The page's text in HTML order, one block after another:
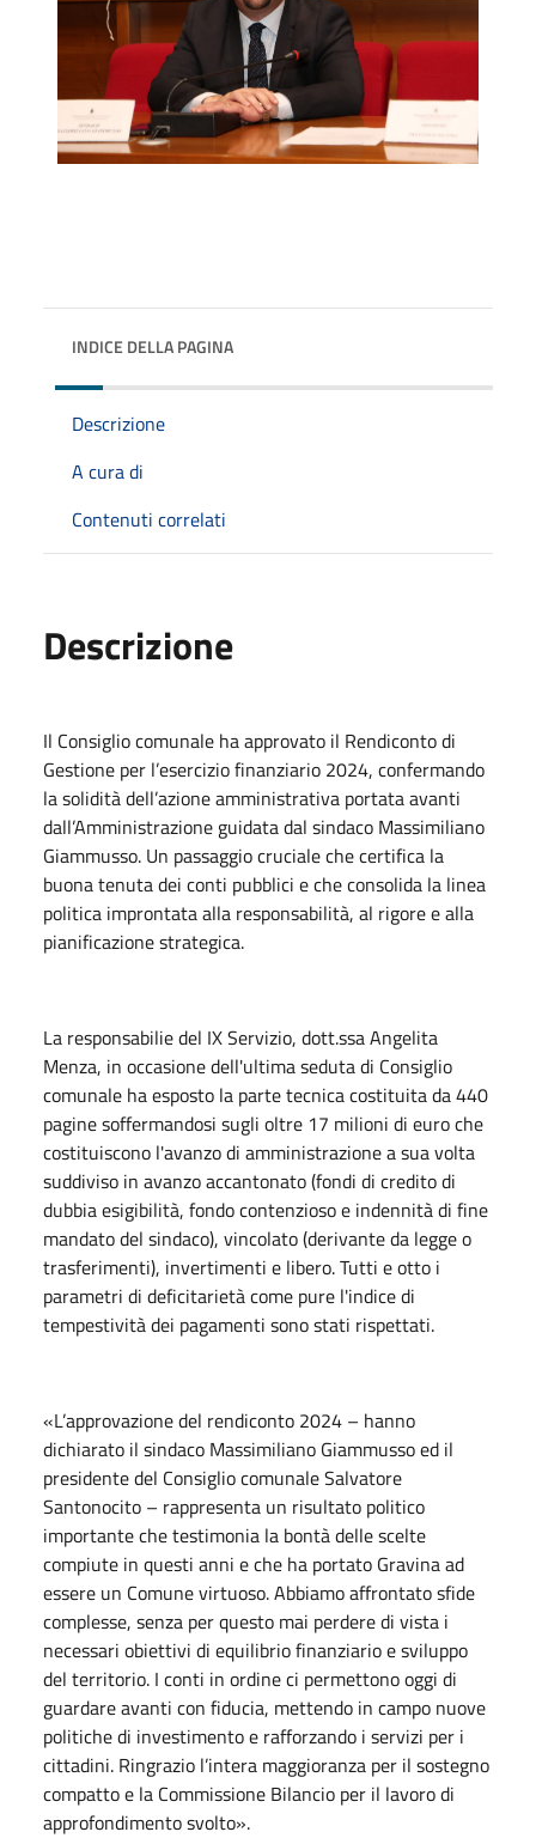
INDICE DELLA PAGINA
Descrizione
A cura di
Contenuti correlati
Descrizione
Il Consiglio comunale ha approvato il Rendiconto di
Gestione per l’esercizio finanziario 2024, confermando
la solidità dell’azione amministrativa portata avanti
dall’Amministrazione guidata dal sindaco Massimiliano
Giammusso. Un passaggio cruciale che certifica la
buona tenuta dei conti pubblici e che consolida la linea
politica improntata alla responsabilità, al rigore e alla
pianificazione strategica.
La responsabilie del IX Servizio, dott.ssa Angelita
Menza, in occasione dell'ultima seduta di Consiglio
comunale ha esposto la parte tecnica costituita da 440
pagine soffermandosi sugli oltre 17 milioni di euro che
costituiscono l'avanzo di amministrazione a sua volta
suddiviso in avanzo accantonato (fondi di credito di
dubbia esigibilità, fondo contenzioso e indennità di fine
mandato del sindaco), vincolato (derivante da legge o
trasferimenti), invertimenti e libero. Tutti e otto i
parametri di deficitarietà come pure l'indice di
tempestività dei pagamenti sono stati rispettati.
«L’approvazione del rendiconto 2024 – hanno
dichiarato il sindaco Massimiliano Giammusso ed il
presidente del Consiglio comunale Salvatore
Santonocito – rappresenta un risultato politico
importante che testimonia la bontà delle scelte
compiute in questi anni e che ha portato Gravina ad
essere un Comune virtuoso. Abbiamo affrontato sfide
complesse, senza per questo mai perdere di vista i
necessari obiettivi di equilibrio finanziario e sviluppo
del territorio. I conti in ordine ci permettono oggi di
guardare avanti con fiducia, mettendo in campo nuove
politiche di investimento e rafforzando i servizi per i
cittadini. Ringrazio l’intera maggioranza per il sostegno
compatto e la Commissione Bilancio per il lavoro di
approfondimento svolto».